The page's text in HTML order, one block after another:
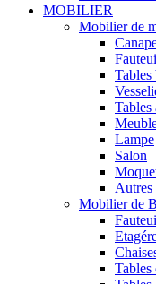
MOBILIER
Mobilier de
Tables
Tables
Lampe
Salon
Autres
Mobilier de
Tables